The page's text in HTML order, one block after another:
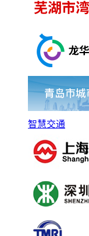
智慧交通